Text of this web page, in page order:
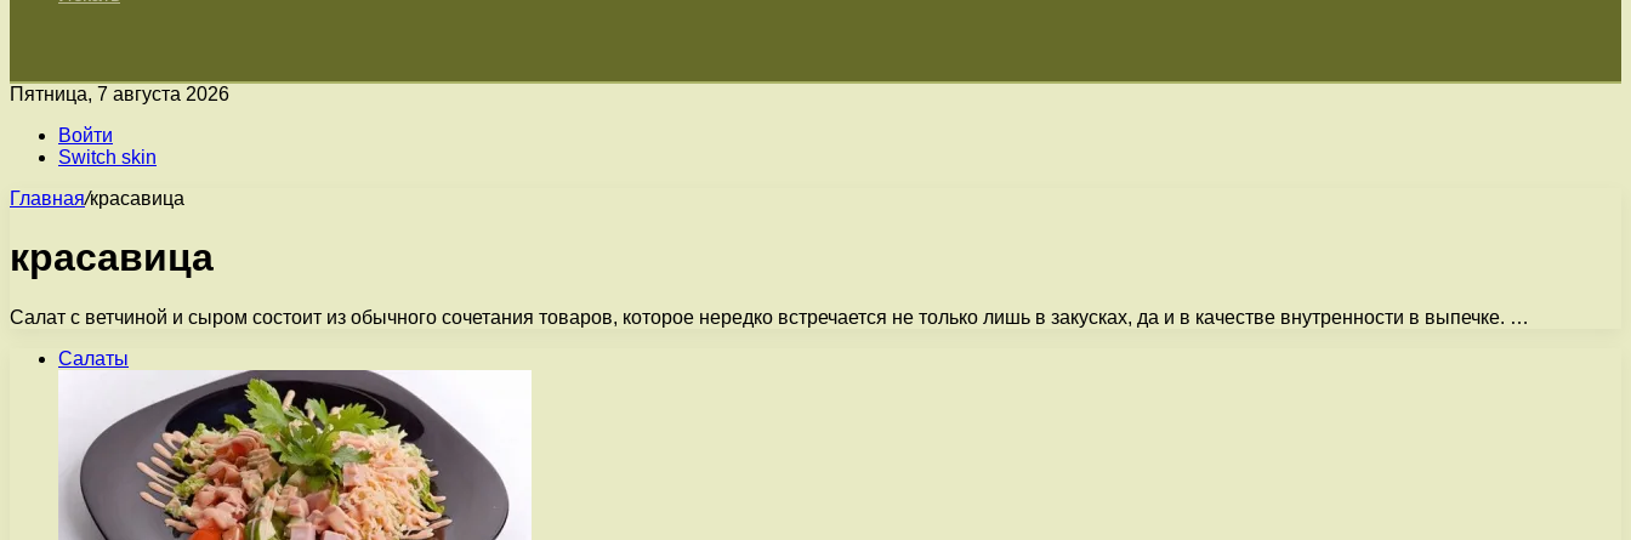
Пятница, 7 августа 2026
Войти
Switch skin
Главная/красавица
красавица
Салат с ветчиной и сыром состоит из обычного сочетания товаров, которое нередко встречается не только лишь в закусках, да и в качестве внутренности в выпечке. …
Салаты